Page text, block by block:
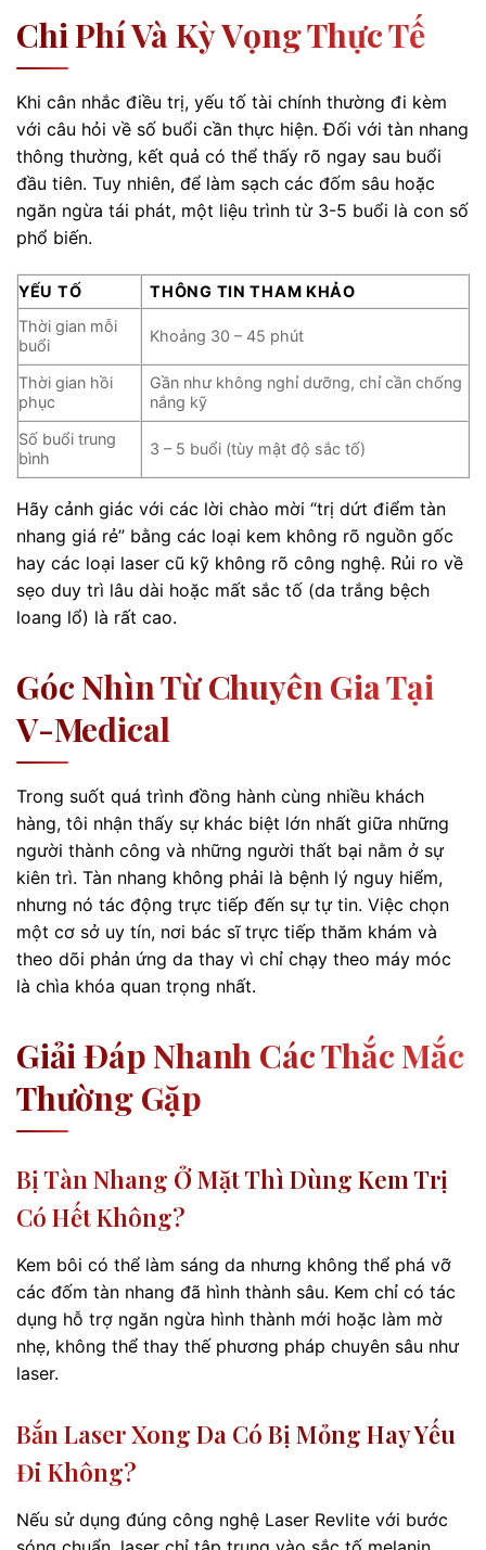
Chi Phí Và Kỳ Vọng Thực Tế
Khi cân nhắc điều trị, yếu tố tài chính thường đi kèm
với câu hỏi về số buổi cần thực hiện. Đối với tàn nhang
thông thường, kết quả có thể thấy rõ ngay sau buổi
đầu tiên. Tuy nhiên, để làm sạch các đốm sâu hoặc
ngăn ngừa tái phát, một liệu trình từ 3-5 buổi là con số
phổ biến.
YẾU TỐ
THÔNG TIN THAM KHẢO
Thời gian mỗi
buổi
Khoảng 30 – 45 phút
Thời gian hồi
phục
Gần như không nghỉ dưỡng, chỉ cần chống
nắng kỹ
Số buổi trung
bình
3 – 5 buổi (tùy mật độ sắc tố)
Hãy cảnh giác với các lời chào mời “trị dứt điểm tàn
nhang giá rẻ” bằng các loại kem không rõ nguồn gốc
hay các loại laser cũ kỹ không rõ công nghệ. Rủi ro về
sẹo duy trì lâu dài hoặc mất sắc tố (da trắng bệch
loang lổ) là rất cao.
Góc Nhìn Từ Chuyên Gia Tại
V-Medical
Trong suốt quá trình đồng hành cùng nhiều khách
hàng, tôi nhận thấy sự khác biệt lớn nhất giữa những
người thành công và những người thất bại nằm ở sự
kiên trì. Tàn nhang không phải là bệnh lý nguy hiểm,
nhưng nó tác động trực tiếp đến sự tự tin. Việc chọn
một cơ sở uy tín, nơi bác sĩ trực tiếp thăm khám và
theo dõi phản ứng da thay vì chỉ chạy theo máy móc
là chìa khóa quan trọng nhất.
Giải Đáp Nhanh Các Thắc Mắc
Thường Gặp
Bị Tàn Nhang Ở Mặt Thì Dùng Kem Trị
Có Hết Không?
Kem bôi có thể làm sáng da nhưng không thể phá vỡ
các đốm tàn nhang đã hình thành sâu. Kem chỉ có tác
dụng hỗ trợ ngăn ngừa hình thành mới hoặc làm mờ
nhẹ, không thể thay thế phương pháp chuyên sâu như
laser.
Bắn Laser Xong Da Có Bị Mỏng Hay Yếu
Đi Không?
Nếu sử dụng đúng công nghệ Laser Revlite với bước